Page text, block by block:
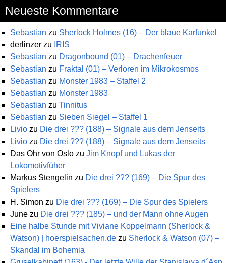
Neueste Kommentare
Sebastian zu Sherlock Holmes (16) – Der blaue Karfunkel
derlinzer zu
IRIS
Sebastian zu Dragonbound (01) – Drachenfeuer
Sebastian zu Fraktal (01) – Verloren im Mikrokosmos
Sebastian zu Monster 1983 – Staffel 2
Sebastian zu Monster 1983
Sebastian zu Tinnitus
Sebastian zu Sieben Siegel – Staffel 1
Livio zu Die drei ??? (188) – Signale aus dem Jenseits
Livio zu Die drei ??? (188) – Signale aus dem Jenseits
Das Ohr von Oslo zu Jim Knopf und Lukas der
Lokomotivfüher
Markus Stengelin zu Die drei ??? (169) – Die Spur des
Spielers
H. Simon zu Die drei ??? (169) – Die Spur des Spielers
June zu Die drei ??? (185) – und der Mann ohne Augen
Eine halbe Stunde mit Viviane Koppelmann (Sherlock &
Watson) | hoerspielsachen.de zu Sherlock & Watson (07) –
Skandal im Bohemia